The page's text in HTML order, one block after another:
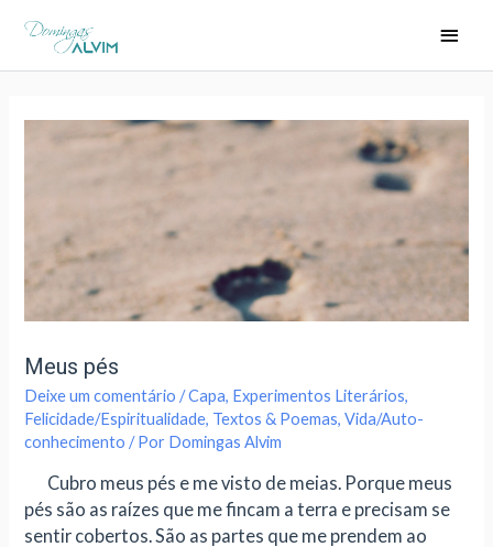
Meus pés
Deixe um comentário /Capa, Experimentos Literários,
Felicidade/Espiritualidade, Textos & Poemas,Vida/Auto-
conhecimento / Por Domingas Alvim
Cubro meus pés e me visto de meias. Porque meus
pés são as raízes que me fincam a terra e precisam se
sentir cobertos. São as partes que me prendem ao